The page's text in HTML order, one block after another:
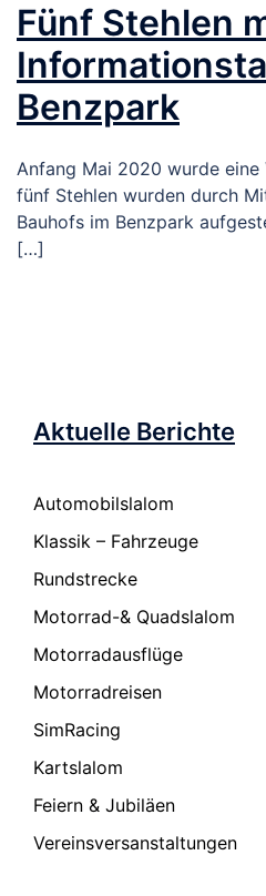
Fünf Stehlen
Benzpark
Anfang Mai 2020 wurde
fünf Stehlen wurden durch
Bauhofs im Benzpark
[…]
Aktuelle Berichte
Automobilslalom
Klassik – Fahrzeuge
Rundstrecke
Motorrad-& Quadslalom
Motorradausflüge
Motorradreisen
SimRacing
Kartslalom
Feiern & Jubiläen
Vereinsversanstaltungen